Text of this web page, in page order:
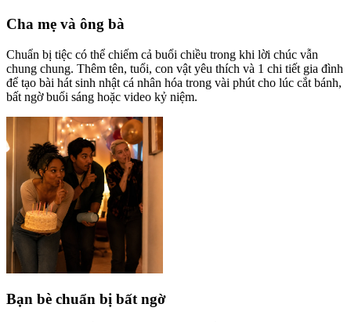
Cha mẹ và ông bà
Chuẩn bị tiệc có thể chiếm cả buổi chiều trong khi lời chúc vẫn
chung chung. Thêm tên, tuổi, con vật yêu thích và 1 chi tiết gia đình
để tạo bài hát sinh nhật cá nhân hóa trong vài phút cho lúc cắt bánh,
bất ngờ buổi sáng hoặc video kỷ niệm.
Bạn bè chuẩn bị bất ngờ